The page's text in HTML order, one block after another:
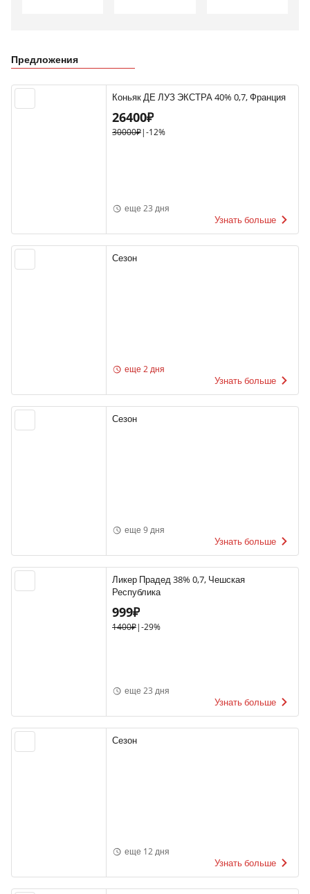
Предложения
Коньяк ДЕ ЛУЗ ЭКСТРА 40% 0,7, Франция
26400₽
30000₽|-12%
еще 23 дня
Узнать больше
Сезон
еще 2 дня
Узнать больше
Сезон
еще 9 дня
Узнать больше
Ликер Прадед 38% 0,7, Чешская
Республика
999₽
1400₽|-29%
еще 23 дня
Узнать больше
Сезон
еще 12 дня
Узнать больше